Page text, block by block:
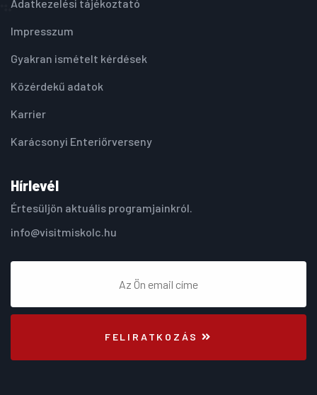
Adatkezelési tájékoztató
Impresszum
Gyakran ismételt kérdések
Közérdekű adatok
Karrier
Karácsonyi Enteriőrverseny
Hírlevél
Értesüljön aktuális programjainkról.
info@visitmiskolc.hu
FELIRATKOZÁS